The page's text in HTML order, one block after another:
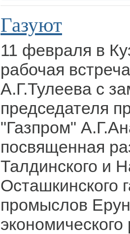
Газуют
11 февраля в
рабочая
А.Г.Тулеева с
председателя
"Газпром"
посвященная
Талдинского и
Осташкинского
промыслов